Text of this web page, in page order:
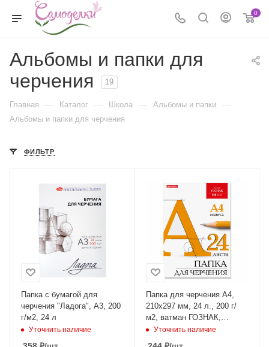
0
Альбомы и папки для
черчения
19
Главная — Каталог — Школа — Альбомы и папки —
Альбомы и папки для черчения
ФИЛЬТР
Папка с бумагой для
черчения "Ладога", А3, 200
г/м2, 24 л
Уточнить наличие
Папка для черчения А4,
210х297 мм, 24 л., 200 г/
м2, ватман ГОЗНАК,
BRAUBERG, 880609
Уточнить наличие